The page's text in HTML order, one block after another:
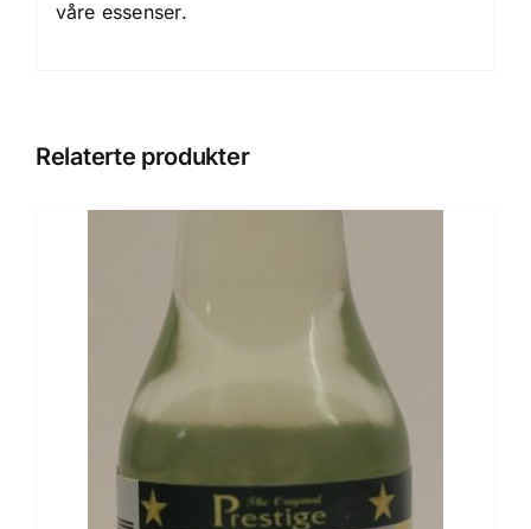
våre essenser.
Relaterte produkter